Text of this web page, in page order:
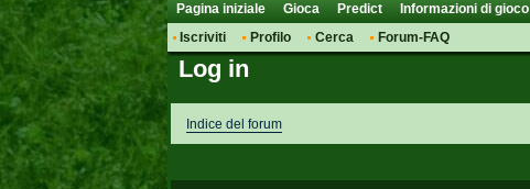
Pagina iniziale Gioca Predict Informazioni di gioco
Iscriviti
Profilo Cerca Forum-FAQ
Log in
Indice del forum